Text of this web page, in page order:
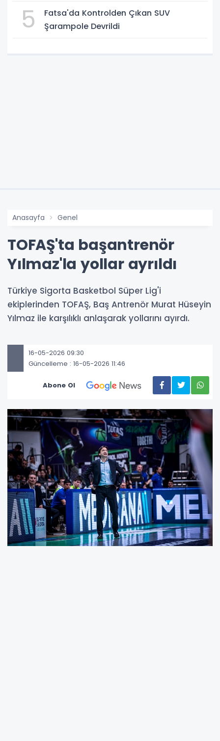
5
Fatsa'da Kontrolden Çıkan SUV
Şarampole Devrildi
Anasayfa Genel
TOFAŞ'ta başantrenör
Yılmaz'la yollar ayrıldı
Türkiye Sigorta Basketbol Süper Lig'i
ekiplerinden TOFAŞ, Baş Antrenör Murat Hüseyin
Yılmaz ile karşılıklı anlaşarak yollarını ayırdı.
16-05-2026 09:30
Güncelleme : 16-05-2026 11:46
Abone Ol